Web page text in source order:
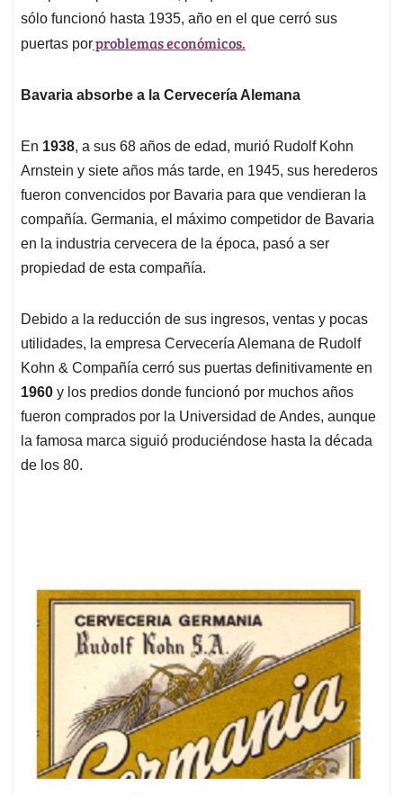
sólo funcionó hasta 1935, año en el que cerró sus
puertas porproblemas económicos.
Bavaria absorbe a la Cervecería Alemana
En 1938, a sus 68 años de edad, murió Rudolf Kohn
Arnstein y siete años más tarde, en 1945, sus herederos
fueron convencidos por Bavaria para que vendieran la
compañía. Germania, el máximo competidor de Bavaria
en la industria cervecera de la época, pasó a ser
propiedad de esta compañía.
Debido a la reducción de sus ingresos, ventas y pocas
utilidades, la empresa Cervecería Alemana de Rudolf
Kohn & Compañía cerró sus puertas definitivamente en
1960 y los predios donde funcionó por muchos años
fueron comprados por la Universidad de Andes, aunque
la famosa marca siguió produciéndose hasta la década
de los 80.